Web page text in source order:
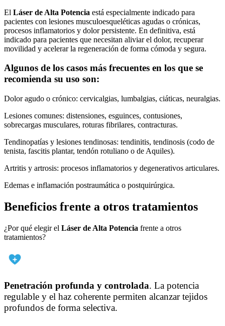
El Láser de Alta Potencia está especialmente indicado para
pacientes con lesiones musculoesqueléticas agudas o crónicas,
procesos inflamatorios y dolor persistente. En definitiva, está
indicado para pacientes que necesitan aliviar el dolor, recuperar
movilidad y acelerar la regeneración de forma cómoda y segura.
Algunos de los casos más frecuentes en los que se
recomienda su uso son:
Dolor agudo o crónico: cervicalgias, lumbalgias, ciáticas, neuralgias.
Lesiones comunes: distensiones, esguinces, contusiones,
sobrecargas musculares, roturas fibrilares, contracturas.
Tendinopatías y lesiones tendinosas: tendinitis, tendinosis (codo de
tenista, fascitis plantar, tendón rotuliano o de Aquiles).
Artritis y artrosis: procesos inflamatorios y degenerativos articulares.
Edemas e inflamación postraumática o postquirúrgica.
Beneficios frente a otros tratamientos
¿Por qué elegir el Láser de Alta Potencia frente a otros
tratamientos?
Penetración profunda y controlada. La potencia
regulable y el haz coherente permiten alcanzar tejidos
profundos de forma selectiva.